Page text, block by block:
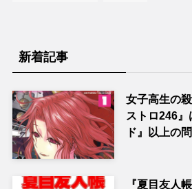
新着記事
女子高生の
ストロ246
ド』以上の
『夏目友人